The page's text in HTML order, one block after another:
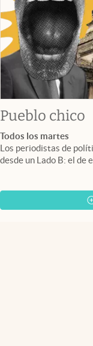
Pueblo chico
Todos los martes
Los periodistas de
desde un Lado B: el de